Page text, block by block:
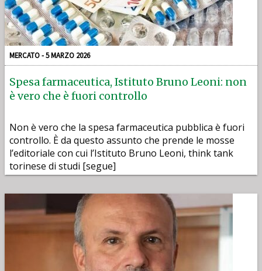
MERCATO - 5 MARZO 2026
Spesa farmaceutica, Istituto Bruno Leoni: non
è vero che è fuori controllo
Non è vero che la spesa farmaceutica pubblica è fuori
controllo. È da questo assunto che prende le mosse
l’editoriale con cui l’Istituto Bruno Leoni, think tank
torinese di studi [segue]